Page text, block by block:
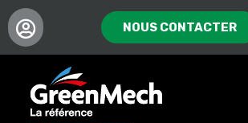
NOUS CONTACTER